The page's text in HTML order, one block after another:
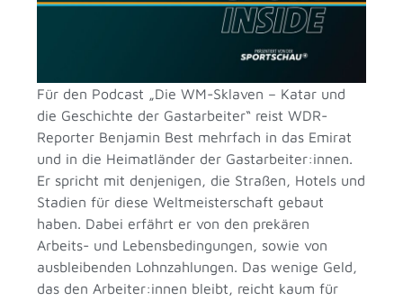
Für den Podcast „Die WM-Sklaven – Katar und
die Geschichte der Gastarbeiter“ reist WDR-
Reporter Benjamin Best mehrfach in das Emirat
und in die Heimatländer der Gastarbeiter:innen.
Er spricht mit denjenigen, die Straßen, Hotels und
Stadien für diese Weltmeisterschaft gebaut
haben. Dabei erfährt er von den prekären
Arbeits- und Lebensbedingungen, sowie von
ausbleibenden Lohnzahlungen. Das wenige Geld,
das den Arbeiter:innen bleibt, reicht kaum für